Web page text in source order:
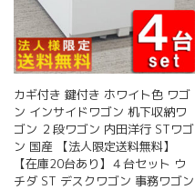
カギ付き 鍵付き ホワイト色 ワゴ
ン インサイドワゴン 机下収納ワ
ゴン ２段ワゴン 内田洋行 STワゴ
ン 国産 【法人限定送料無料】
【在庫20台あり】４台セット ウ
チダ ST デスクワゴン 事務ワゴン